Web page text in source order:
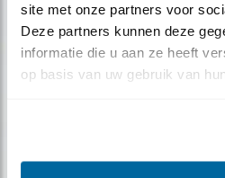
site met onze partners voor
Deze partners kunnen deze
informatie die u aan ze heeft
op basis van uw gebruik van
Geweldig maar soms